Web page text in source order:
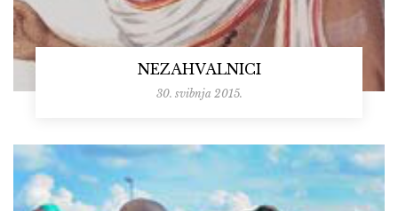
NEZAHVALNICI
30. svibnja 2015.